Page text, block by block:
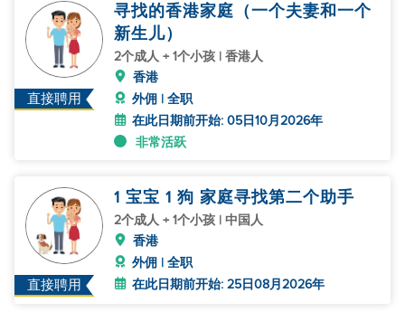
直接聘用
寻找的香港家庭（一个夫妻和一个
新生儿）
2个成人 + 1个小孩 | 香港人
香港
外佣 | 全职
在此日期前开始: 05日10月2026年
非常活跃
直接聘用
1 宝宝 1 狗 家庭寻找第二个助手
2个成人 + 1个小孩 | 中国人
香港
外佣 | 全职
在此日期前开始: 25日08月2026年